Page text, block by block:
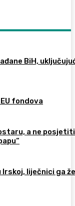
BiH,
fondova
a ne posjetiti
Irskoj, liječnici ga